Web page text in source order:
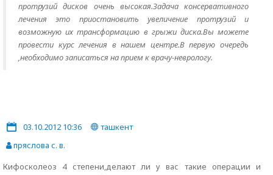
протрузий дисков очень высокая.Задача консервативного
лечения это приостановить увеличение протрузий и
возможную их трансформацию в грыжи диска.Вы можете
провести курс лечения в нашем центре.В первую очередь
,необходимо записаться на прием к врачу-неврологу.
03.10.2012 10:36
ташкент
пряслова с. в.
Кифосколеоз 4 степени,делают ли у вас такие операции и